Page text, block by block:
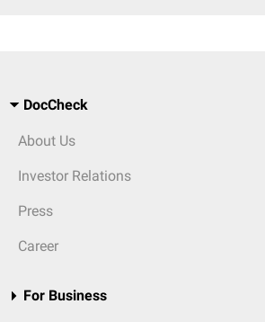
DocCheck
About Us
Investor Relations
Press
Career
For Business